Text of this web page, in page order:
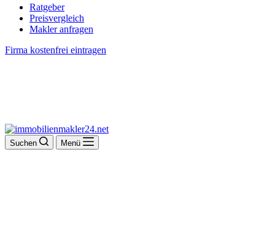
Ratgeber
Preisvergleich
Makler anfragen
Firma kostenfrei eintragen
Suchen Menü